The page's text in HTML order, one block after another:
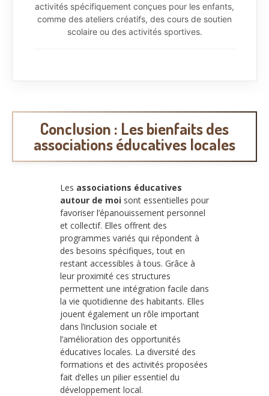
activités spécifiquement conçues pour les enfants,
comme des ateliers créatifs, des cours de soutien
scolaire ou des activités sportives.
Conclusion : Les bienfaits des
associations éducatives locales
Les associations éducatives
autour de moi sont essentielles pour
favoriser l’épanouissement personnel
et collectif. Elles offrent des
programmes variés qui répondent à
des besoins spécifiques, tout en
restant accessibles à tous. Grâce à
leur proximité ces structures
permettent une intégration facile dans
la vie quotidienne des habitants. Elles
jouent également un rôle important
dans l’inclusion sociale et
l’amélioration des opportunités
éducatives locales. La diversité des
formations et des activités proposées
fait d’elles un pilier essentiel du
développement local.